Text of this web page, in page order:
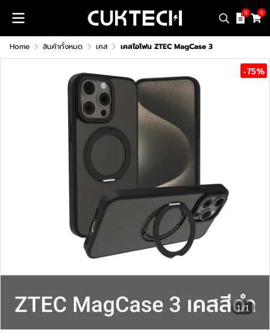
0 0
Home สินค้าทั้งหมด เคส เคสไอโฟน ZTEC MagCase 3
1/1
-75%